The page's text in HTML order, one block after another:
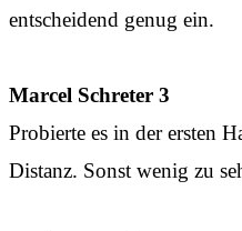
entscheidend genug ein.
Marcel Schreter 3
Probierte es in der ersten
Distanz. Sonst wenig zu